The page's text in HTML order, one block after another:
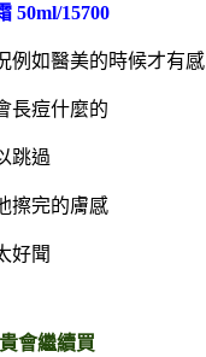
50ml/15700
例如醫美的時候才有感
長痘什麼的
跳過
擦完的膚感
好聞
會繼續買